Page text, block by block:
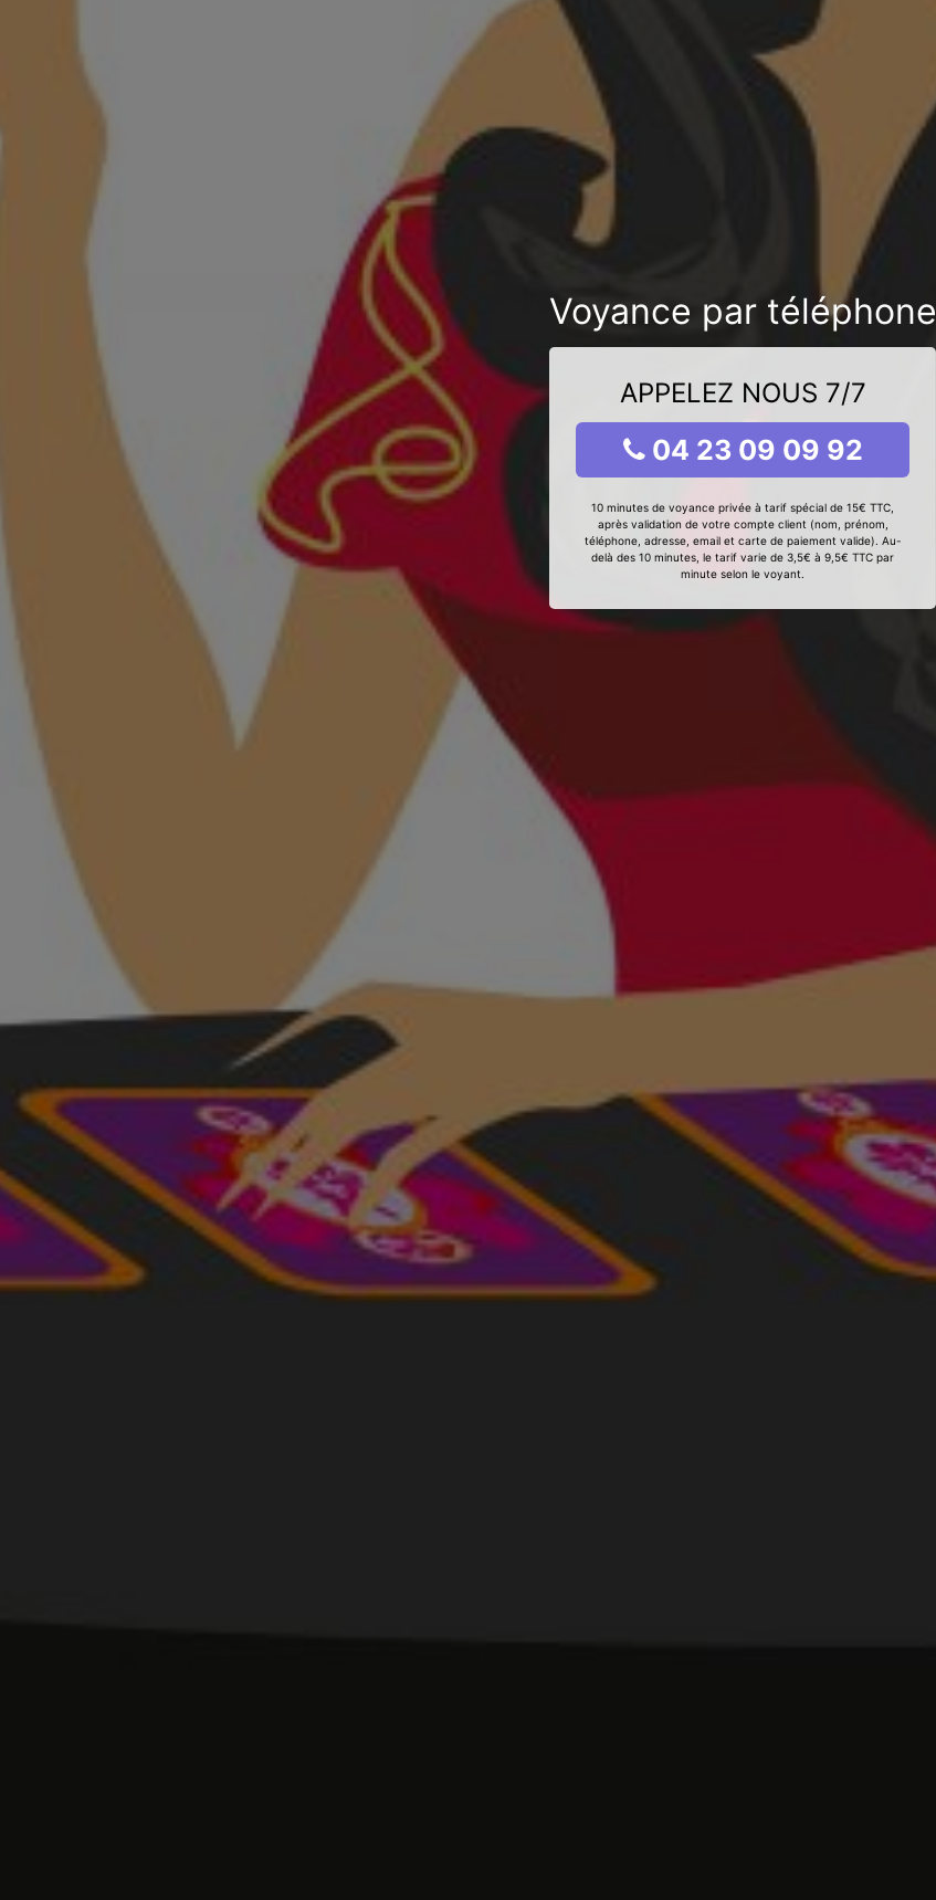
Voyance par téléphone
APPELEZ NOUS 7/7
04 23 09 09 92
10 minutes de voyance privée à tarif spécial de 15€ TTC,
après validation de votre compte client (nom, prénom,
téléphone, adresse, email et carte de paiement valide). Au-
delà des 10 minutes, le tarif varie de 3,5€ à 9,5€ TTC par
minute selon le voyant.